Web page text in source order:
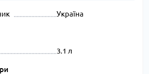
Україна
3.1 л